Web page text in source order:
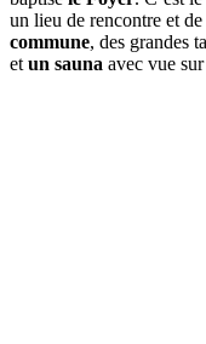
un lieu de rencontre et
commune, des grandes
et un sauna avec vue